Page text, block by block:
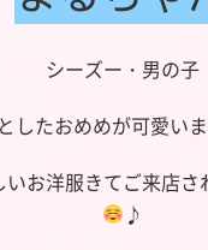
シーズー・男の子
したおめめが可愛い
いお洋服きてご来店
♪